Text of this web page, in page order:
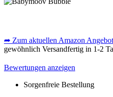
➦ Zum aktuellen Amazon Angebot
gewöhnlich Versandfertig in 1-2
Bewertungen anzeigen
Sorgenfreie Bestellung